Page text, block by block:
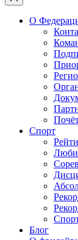
О
Спорт
Блог